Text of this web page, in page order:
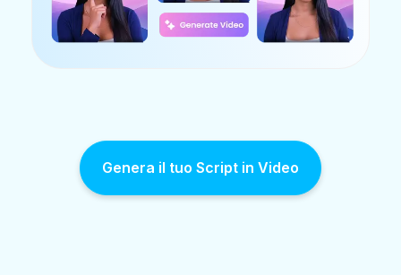
Genera il tuo Script in Video